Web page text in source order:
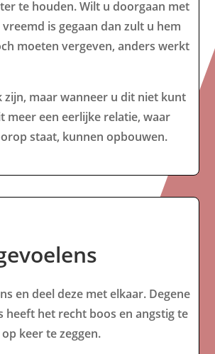
te houden. Wilt u doorgaan met
is gegaan dan zult u hem
moeten vergeven, anders werkt
zijn, maar wanneer u dit niet kunt
meer een eerlijke relatie, waar
staat, kunnen opbouwen.
en deel deze met elkaar. Degene
heeft het recht boos en angstig te
keer te zeggen.